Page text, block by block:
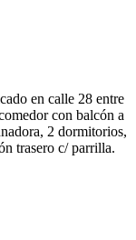
en calle 28 entre
con balcón a
2 dormitorios,
trasero c/ parrilla.